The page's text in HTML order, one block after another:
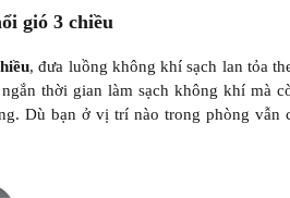
gió 3 chiều
, đưa luồng không khí sạch lan tỏa
thời gian làm sạch không khí mà
Dù bạn ở vị trí nào trong phòng vẫn